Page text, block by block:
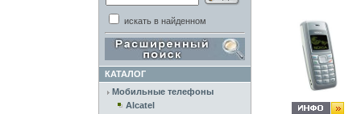
искать в найденном
КАТАЛОГ
Мобильные телефоны
Alcatel